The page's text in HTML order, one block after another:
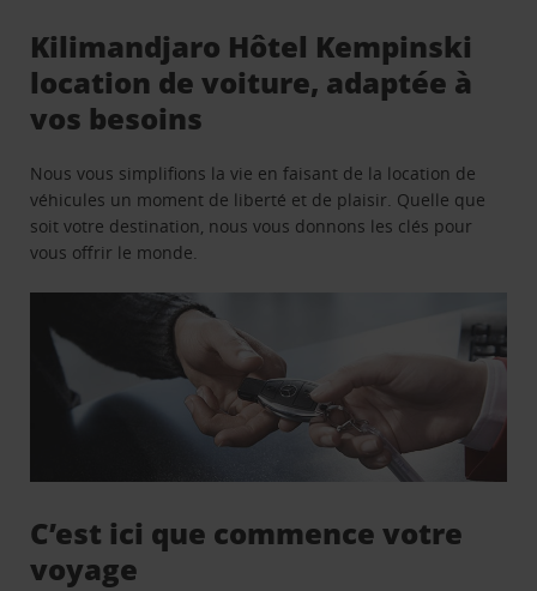
Kilimandjaro Hôtel Kempinski
location de voiture, adaptée à
vos besoins
Nous vous simplifions la vie en faisant de la location de
véhicules un moment de liberté et de plaisir. Quelle que
soit votre destination, nous vous donnons les clés pour
vous offrir le monde.
C’est ici que commence votre
voyage